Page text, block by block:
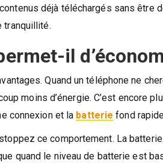
déjà téléchargés sans être
tranquillité.
il
Quand un téléphone ne
moins d’énergie. C’est encore
connexion et la batterie fond
ce comportement. La
quand le niveau de batterie est